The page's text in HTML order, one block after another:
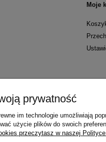
Moje
powielanie, zmienianie i
autorskim i prawach
prywatność
im technologie umożliwiają
użycie plików do swoich
przeczytasz w naszej Polityce